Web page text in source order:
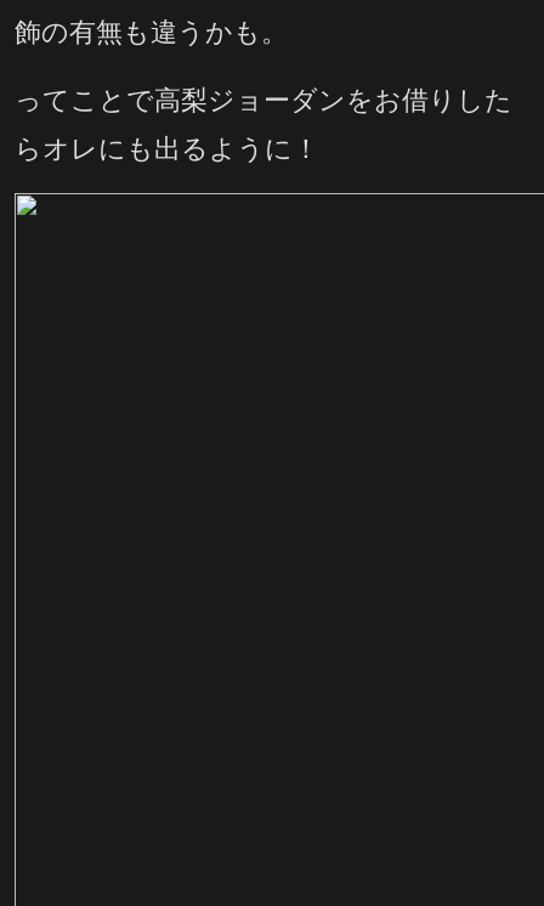
飾の有無も違うかも。
ってことで高梨ジョーダンをお借りした
らオレにも出るように！